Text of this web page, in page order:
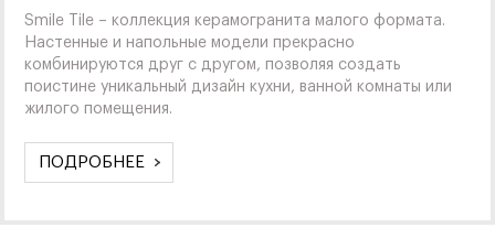
Smile Tile – коллекция керамогранита малого формата.
Настенные и напольные модели прекрасно
комбинируются друг с другом, позволяя создать
поистине уникальный дизайн кухни, ванной комнаты или
жилого помещения.
ПОДРОБНЕЕ